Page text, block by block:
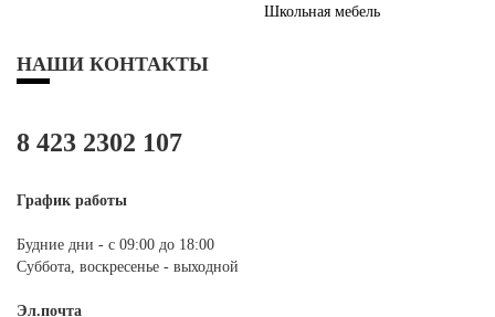
Школьная мебель
НАШИ КОНТАКТЫ
8 423 2302 107
График работы
Будние дни - с 09:00 до 18:00
Суббота, воскресенье - выходной
Эл.почта